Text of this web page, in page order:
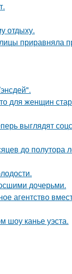
отдыху.
приравняла
для женщин
выглядят
до полутора
дочерьми.
агентство
шоу канье уэста.